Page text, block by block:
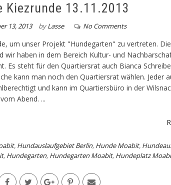
Kiezrunde 13.11.2013
13, 2013 byLasse No Comments
um unser Projekt "Hundegarten" zu vertreten.
wir haben in dem Bereich Kultur- und
Es steht für den Quartiersrat auch Bianca
kann man noch den Quartiersrat wählen. Jeder
und kann im Quartiersbüro in der
Abend. ...
, Hundauslaufgebiet Berlin, Hunde Moabit,
, Hundegarten, Hundegarten Moabit, Hundeplatz